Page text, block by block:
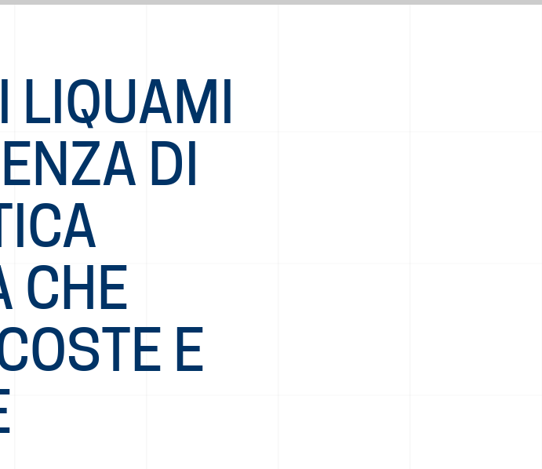
LIQUAMI
DI
CHE
E